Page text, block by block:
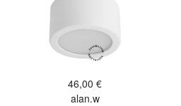
46,00 €
alan.w